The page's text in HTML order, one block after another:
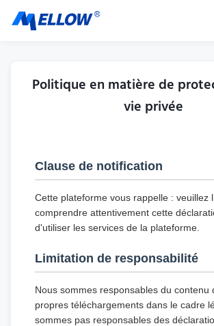
Politique en matière de
vie privée
Clause de notification
Cette plateforme vous rappelle : veuillez
comprendre attentivement cette
d'utiliser les services de la plateforme.
Limitation de responsabilité
Nous sommes responsables du contenu
propres téléchargements dans le cadre
sommes pas responsables des